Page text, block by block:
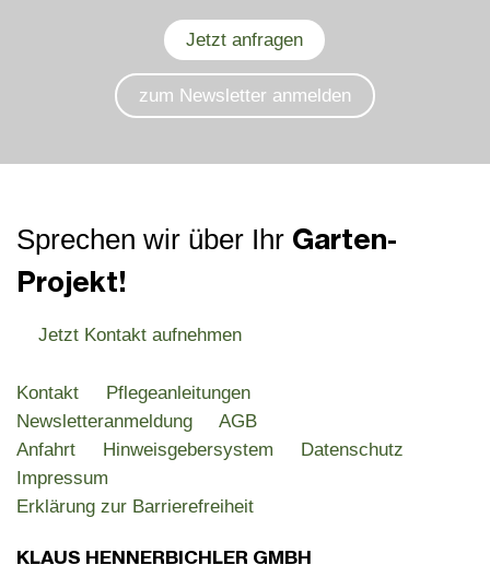
Jetzt anfragen
zum Newsletter anmelden
Sprechen wir über Ihr Garten-
Projekt!
Jetzt Kontakt aufnehmen
Kontakt
Pflegeanleitungen
Newsletteranmeldung
AGB
Anfahrt
Hinweisgebersystem
Datenschutz
Impressum
Erklärung zur Barrierefreiheit
KLAUS HENNERBICHLER GMBH